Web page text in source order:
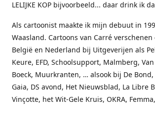
LELIJKE KOP bijvoorbeeld... daar drink ik
Als cartoonist maakte ik mijn debuut in
Waasland. Cartoons van Carré
België en Nederland bij Uitgeverijen als
Keure, EFD, Schoolsupport, Malmberg,
Boeck, Muurkranten, … alsook bij De
Gaia, DS avond, Het Nieuwsblad, La Libre
Vinçotte, het Wit-Gele Kruis, OKRA,